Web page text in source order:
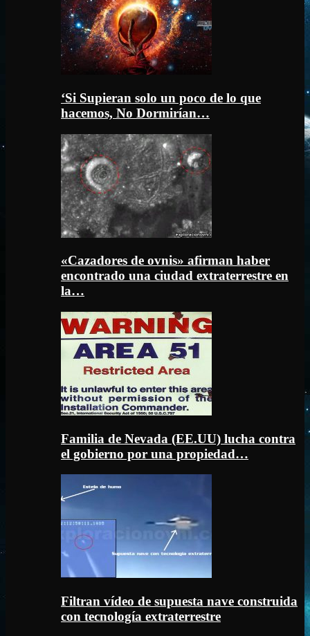
‘Si Supieran solo un poco de lo que
hacemos, No Dormirían…
«Cazadores de ovnis» afirman haber
encontrado una ciudad extraterrestre en
la…
Familia de Nevada (EE.UU) lucha contra
el gobierno por una propiedad…
Filtran vídeo de supuesta nave construida
con tecnología extraterrestre